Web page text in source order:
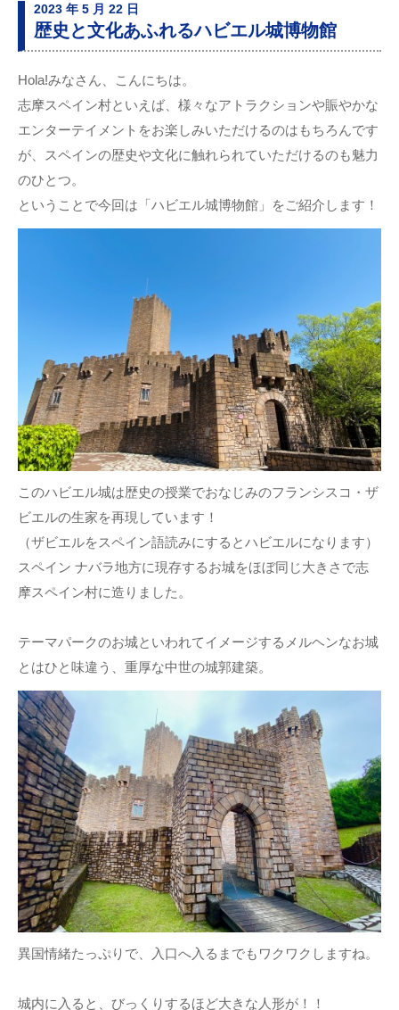
2023 年 5 月 22 日
歴史と文化あふれるハビエル城博物館
Hola!みなさん、こんにちは。
志摩スペイン村といえば、様々なアトラクションや賑やかな
エンターテイメントをお楽しみいただけるのはもちろんです
が、スペインの歴史や文化に触れられていただけるのも魅力
のひとつ。
ということで今回は「ハビエル城博物館」をご紹介します！
このハビエル城は歴史の授業でおなじみのフランシスコ・ザ
ビエルの生家を再現しています！
（ザビエルをスペイン語読みにするとハビエルになります）
スペイン ナバラ地方に現存するお城をほぼ同じ大きさで志
摩スペイン村に造りました。
テーマパークのお城といわれてイメージするメルヘンなお城
とはひと味違う、重厚な中世の城郭建築。
異国情緒たっぷりで、入口へ入るまでもワクワクしますね。
城内に入ると、びっくりするほど大きな人形が！！